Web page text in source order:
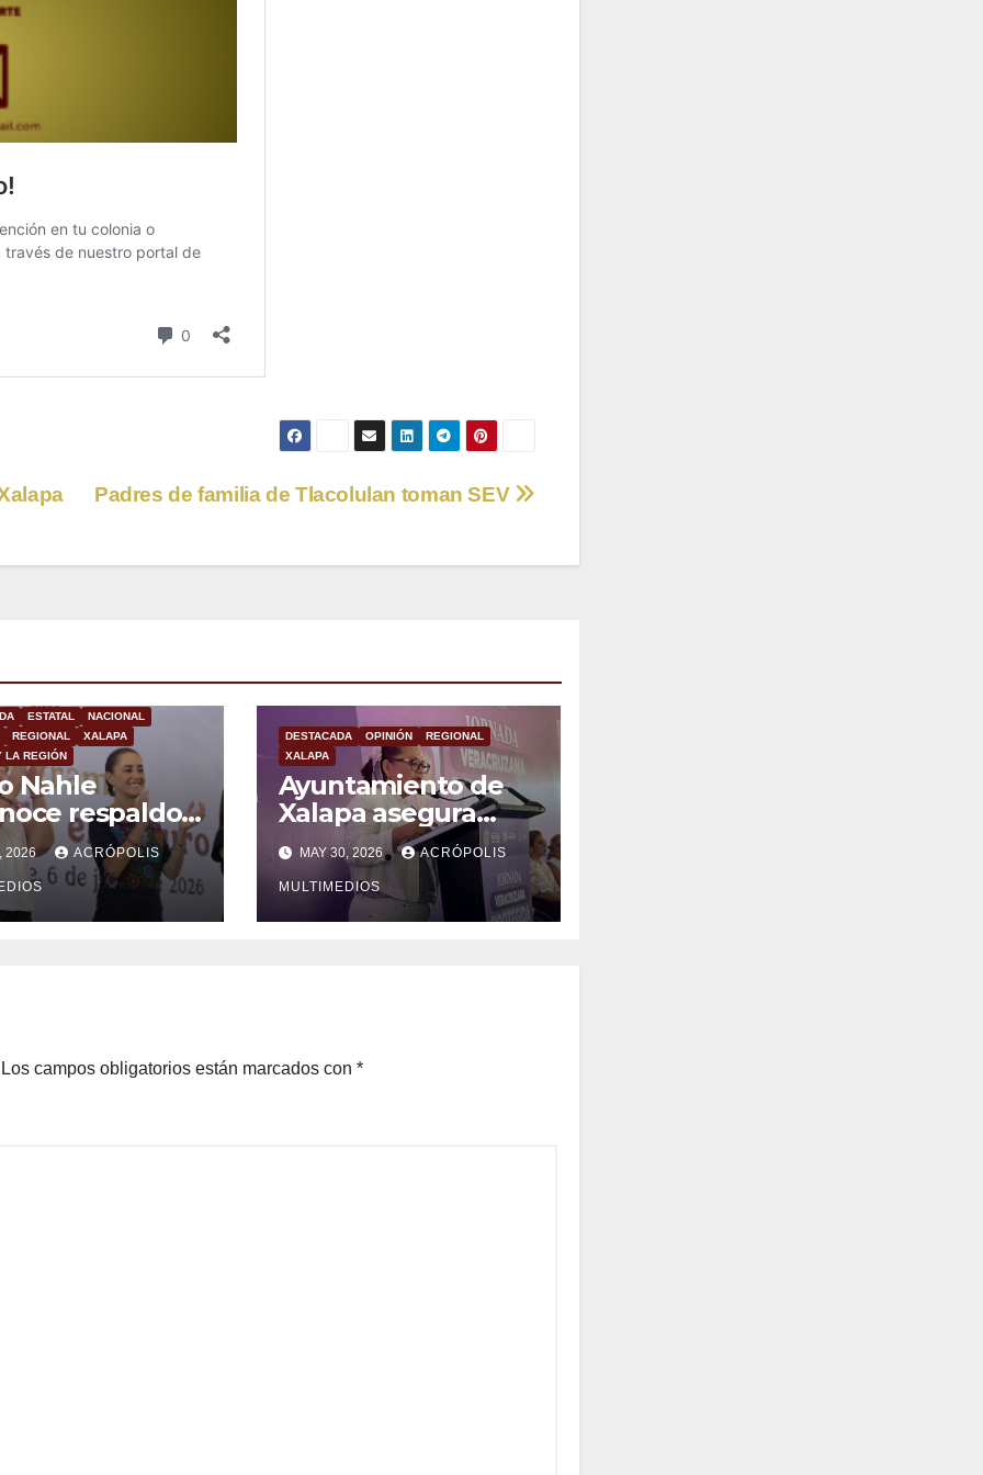
Padres de familia de Tlacolulan toman SEV
ESTATAL
NACIONAL
REGIONAL
XALAPA
LA REGIÓN
Nahle
respaldo
en beneficio
jóvenes
2026 ACRÓPOLIS
DESTACADA OPINIÓN
REGIONAL
XALAPA
Ayuntamiento de
Xalapa asegura
prevención y
atención a violencia
de género
MAY 30, 2026 ACRÓPOLIS
MULTIMEDIOS
Los campos obligatorios están marcados con *